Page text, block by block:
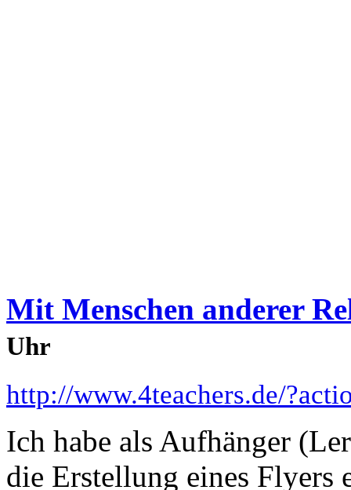
Mit Menschen anderer
Uhr
http://www.4teachers.de/
Ich habe als Aufhänger
die Erstellung eines Flyers